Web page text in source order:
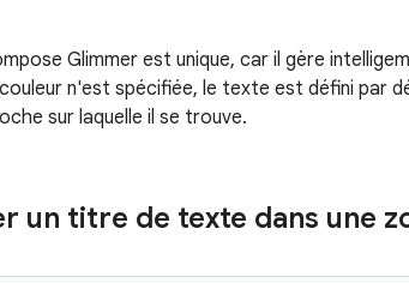
Glimmer est unique, car il gère
n'est spécifiée, le texte est défini par
sur laquelle il se trouve.
un titre de texte dans une